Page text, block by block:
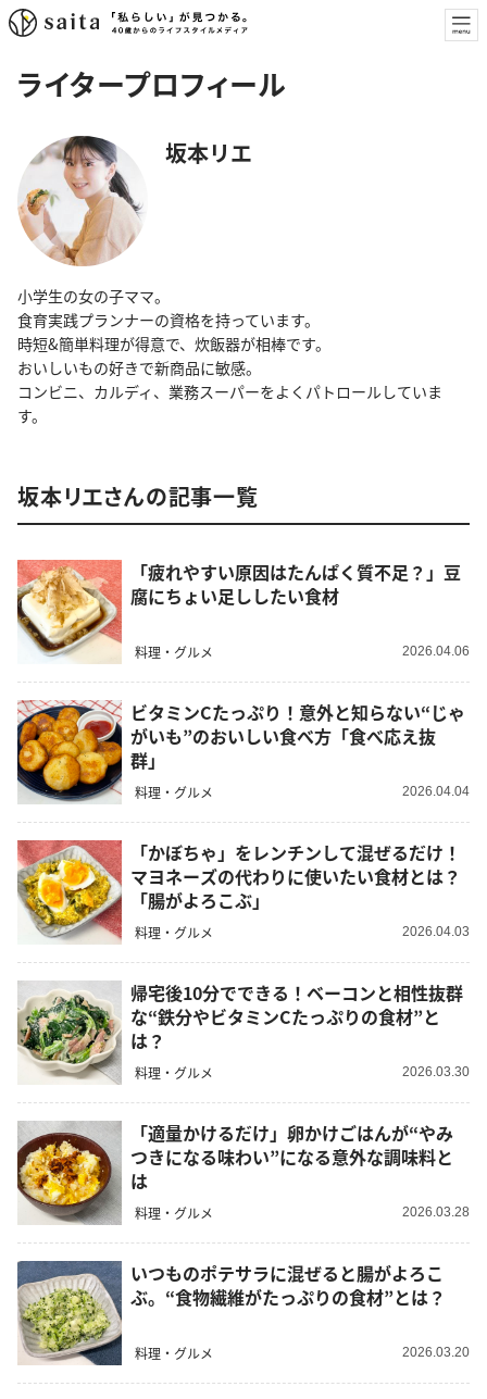
ライタープロフィール
坂本リエ
小学生の女の子ママ。
食育実践プランナーの資格を持っています。
時短&簡単料理が得意で、炊飯器が相棒です。
おいしいもの好きで新商品に敏感。
コンビニ、カルディ、業務スーパーをよくパトロールしていま
す。
坂本リエさんの記事一覧
「疲れやすい原因はたんぱく質不足？」豆
腐にちょい足ししたい食材
料理・グルメ 2026.04.06
ビタミンCたっぷり！意外と知らない“じゃ
がいも”のおいしい食べ方「食べ応え抜
群」
料理・グルメ 2026.04.04
「かぼちゃ」をレンチンして混ぜるだけ！
マヨネーズの代わりに使いたい食材とは？
「腸がよろこぶ」
料理・グルメ 2026.04.03
帰宅後10分でできる！ベーコンと相性抜群
な“鉄分やビタミンCたっぷりの食材”と
は？
料理・グルメ 2026.03.30
「適量かけるだけ」卵かけごはんが“やみ
つきになる味わい”になる意外な調味料と
は
料理・グルメ 2026.03.28
いつものポテサラに混ぜると腸がよろこ
ぶ。“食物繊維がたっぷりの食材”とは？
料理・グルメ 2026.03.20